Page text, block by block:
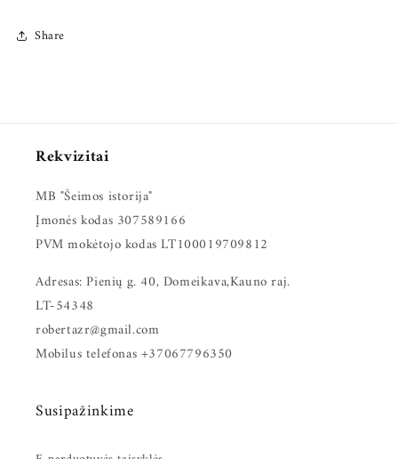
Share
Rekvizitai
MB "Šeimos istorija"
Įmonės kodas 307589166
PVM mokėtojo kodas LT100019709812
Adresas: Pienių g. 40, Domeikava,Kauno raj.
LT-54348
robertazr@gmail.com
Mobilus telefonas +37067796350
Susipažinkime